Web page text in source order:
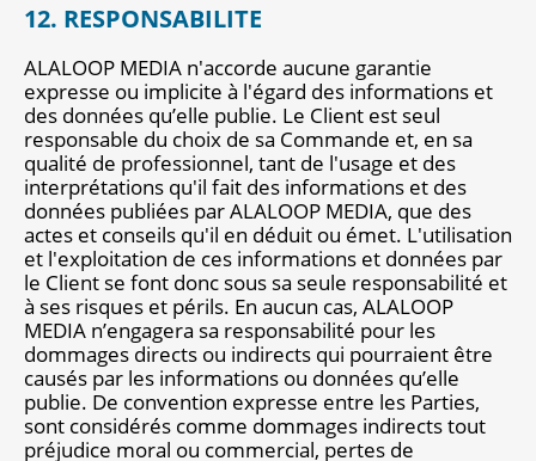
12. RESPONSABILITE
ALALOOP MEDIA n'accorde aucune garantie
expresse ou implicite à l'égard des informations et
des données qu’elle publie. Le Client est seul
responsable du choix de sa Commande et, en sa
qualité de professionnel, tant de l'usage et des
interprétations qu'il fait des informations et des
données publiées par ALALOOP MEDIA, que des
actes et conseils qu'il en déduit ou émet. L'utilisation
et l'exploitation de ces informations et données par
le Client se font donc sous sa seule responsabilité et
à ses risques et périls. En aucun cas, ALALOOP
MEDIA n’engagera sa responsabilité pour les
dommages directs ou indirects qui pourraient être
causés par les informations ou données qu’elle
publie. De convention expresse entre les Parties,
sont considérés comme dommages indirects tout
préjudice moral ou commercial, pertes de